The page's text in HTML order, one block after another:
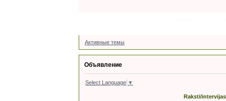
Активные темы
Объявление
Select Language ▼
Raksti/